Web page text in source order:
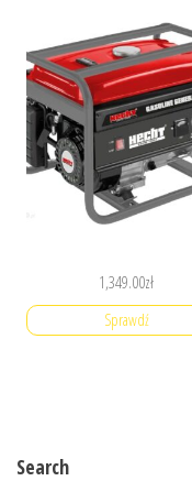
1,349.00zł
Sprawdź
Search